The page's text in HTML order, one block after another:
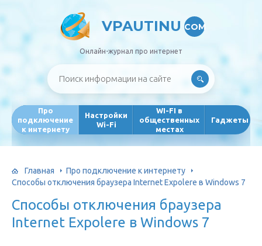
VPAUTINU COM
Онлайн-журнал про интернет
Про
подключение
к интернету
Настройки
Wi-Fi
WI-FI в
общественных
местах
Гаджеты
Главная
Про подключение к интернету
Способы отключения браузера Internet Expolere в Windows 7
Способы отключения браузера
Internet Expolere в Windows 7